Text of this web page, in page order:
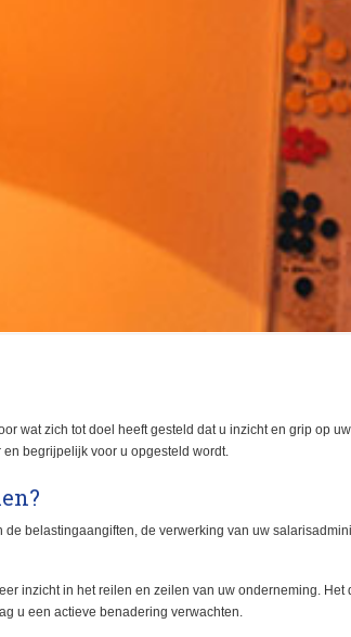
wat zich tot doel heeft gesteld dat u inzicht en grip op
begrijpelijk voor u opgesteld wordt.
belastingaangiften, de verwerking van uw
inzicht in het reilen en zeilen van uw onderneming.
u een actieve benadering verwachten.